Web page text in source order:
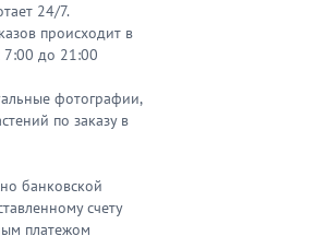
24/7.
происходит в
7:00 до 21:00
фотографии,
по заказу в
банковской
счету
платежом